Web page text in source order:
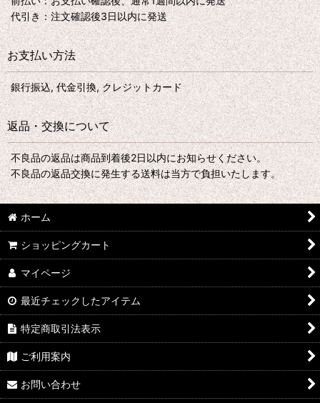
代引き：注文確認後3日以内に発送
お支払い方法
銀行振込, 代金引換, クレジットカード
返品・交換について
不良品の返品は商品到着後2日以内にお知らせください。
不良品の返品交換に発生する送料は当方で負担いたします。
ホーム
ショッピングカート
マイページ
最近チェックしたアイテム
特定商取引法表示
ご利用案内
お問い合わせ